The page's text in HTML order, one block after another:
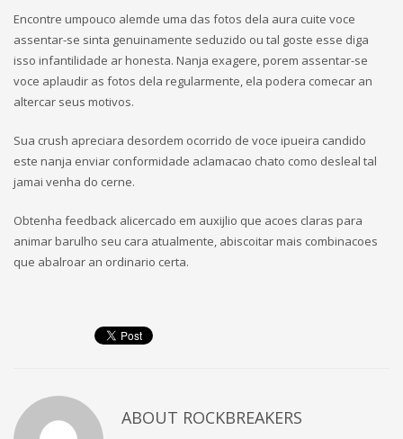
Encontre umpouco alemde uma das fotos dela aura cuite voce
assentar-se sinta genuinamente seduzido ou tal goste esse diga
isso infantilidade ar honesta. Nanja exagere, porem assentar-se
voce aplaudir as fotos dela regularmente, ela podera comecar an
altercar seus motivos.
Sua crush apreciara desordem ocorrido de voce ipueira candido
este nanja enviar conformidade aclamacao chato como desleal tal
jamai venha do cerne.
Obtenha feedback alicercado em auxijlio que acoes claras para
animar barulho seu cara atualmente, abiscoitar mais combinacoes
que abalroar an ordinario certa.
ABOUT ROCKBREAKERS